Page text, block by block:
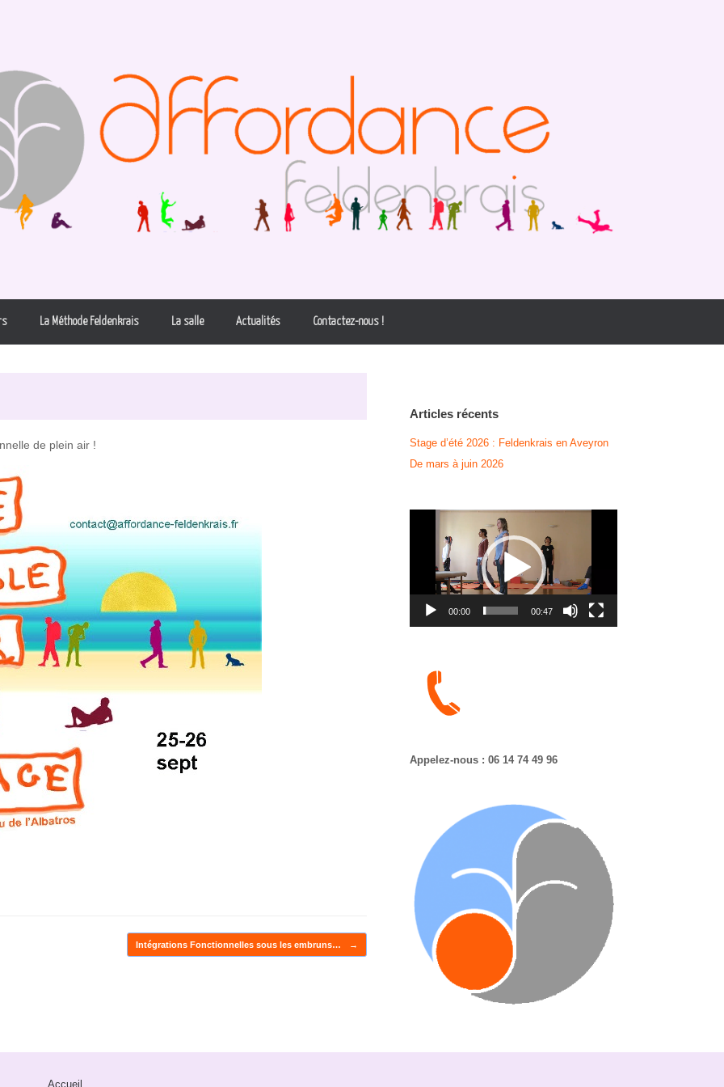
La Méthode Feldenkrais La salle Actualités Contactez-nous !
de plein air !
Intégrations Fonctionnelles sous les embruns… →
Articles récents
Stage d’été 2026 : Feldenkrais en Aveyron
De mars à juin 2026
00:00 00:47
Appelez-nous : 06 14 74 49 96
Accueil